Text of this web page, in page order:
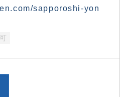
sapporoshi-yon